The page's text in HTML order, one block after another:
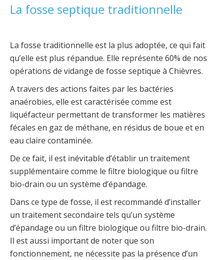
La fosse septique traditionnelle
La fosse traditionnelle est la plus adoptée, ce qui fait
qu’elle est plus répandue. Elle représente 60% de nos
opérations de vidange de fosse septique à Chièvres.
A travers des actions faites par les bactéries
anaérobies, elle est caractérisée comme est
liquéfacteur permettant de transformer les matières
fécales en gaz de méthane, en résidus de boue et en
eau claire contaminée.
De ce fait, il est inévitable d’établir un traitement
supplémentaire comme le filtre biologique ou filtre
bio-drain ou un système d’épandage.
Dans ce type de fosse, il est recommandé d’installer
un traitement secondaire tels qu’un système
d’épandage ou un filtre biologique ou filtre bio-drain.
Il est aussi important de noter que son
fonctionnement, ne nécessite pas la présence d’un